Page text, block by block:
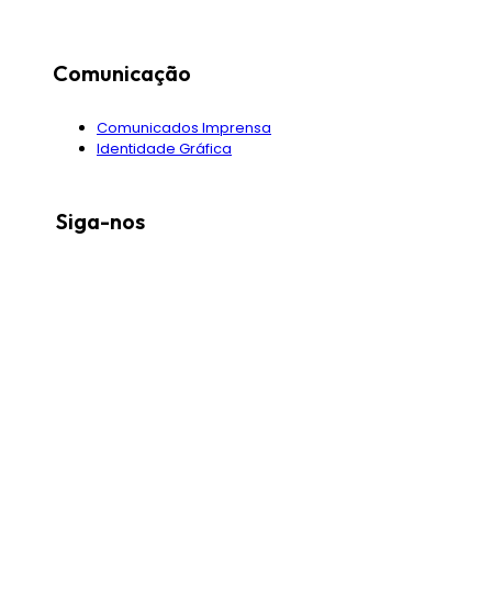
Comunicação
Comunicados Imprensa
Identidade Gráfica
Siga-nos